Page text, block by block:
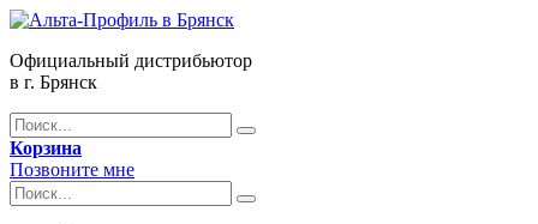
Официальный дистрибьютор
в г. Брянск
Корзина
Позвоните мне